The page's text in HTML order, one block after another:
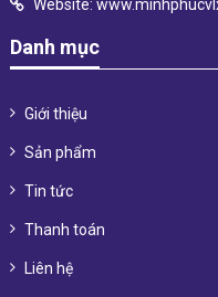
Website:
Danh mục
Giới thiệu
Sản phẩm
Tin tức
Thanh toán
Liên hệ